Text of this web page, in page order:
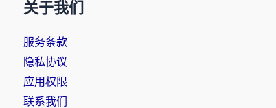
关于我们
服务条款
隐私协议
应用权限
联系我们